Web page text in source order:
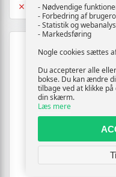
Udsolgt
- Nødvendige
- Forbedring af
- Statistik og
- Markedsføring
Nogle cookies sættes
Du accepterer alle
bokse. Du kan ændre
tilbage ved at klikke
din skærm.
Læs mere